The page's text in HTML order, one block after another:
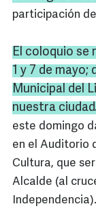
participación
El coloquio se
1 y 7 de
Municipal del
nuestra
este domingo
en el Auditorio
Cultura, que
Alcalde (al
Independencia).